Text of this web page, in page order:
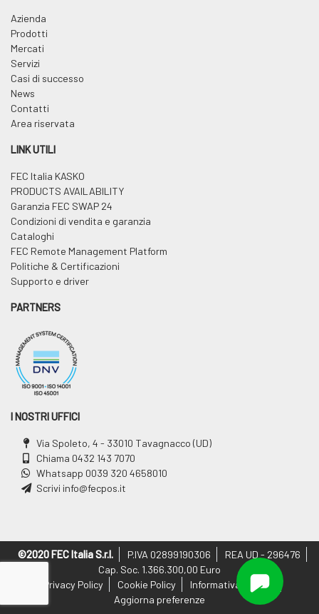
Azienda
Prodotti
Mercati
Servizi
Casi di successo
News
Contatti
Area riservata
LINK UTILI
FEC Italia KASKO
PRODUCTS AVAILABILITY
Garanzia FEC SWAP 24
Condizioni di vendita e garanzia
Cataloghi
FEC Remote Management Platform
Politiche & Certificazioni
Supporto e driver
PARTNERS
I NOSTRI UFFICI
Via Spoleto, 4 - 33010 Tavagnacco (UD)
Chiama 0432 143 7070
Whatsapp 0039 320 4658010
Scrivi info@fecpos.it
©2020 FEC Italia S.r.l. P.IVA 02899190306
REA UD - 296476
Cap. Soc. 1.366.300,00 Euro
Privacy Policy
Cookie Policy
Informativa Privacy
Aggiorna preferenze